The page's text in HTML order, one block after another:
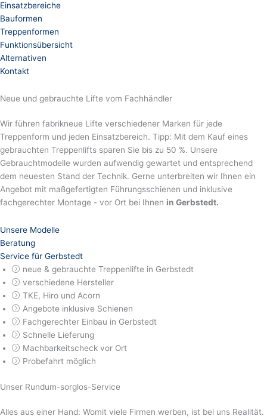
Einsatzbereiche
Bauformen
Treppenformen
Funktionsübersicht
Alternativen
Kontakt
Neue und gebrauchte Lifte vom Fachhändler
Wir führen fabrikneue Lifte verschiedener Marken für jede
Treppenform und jeden Einsatzbereich. Tipp: Mit dem Kauf eines
gebrauchten Treppenlifts sparen Sie bis zu 50 %. Unsere
Gebrauchtmodelle wurden aufwendig gewartet und entsprechend
dem neuesten Stand der Technik. Gerne unterbreiten wir Ihnen ein
Angebot mit maßgefertigten Führungsschienen und inklusive
fachgerechter Montage - vor Ort bei Ihnen in Gerbstedt.
Unsere Modelle
Beratung
Service für Gerbstedt
neue & gebrauchte Treppenlifte in Gerbstedt
verschiedene Hersteller
TKE, Hiro und Acorn
Angebote inklusive Schienen
Fachgerechter Einbau in Gerbstedt
Schnelle Lieferung
Machbarkeitscheck vor Ort
Probefahrt möglich
Unser Rundum-sorglos-Service
Alles aus einer Hand: Womit viele Firmen werben, ist bei uns Realität.